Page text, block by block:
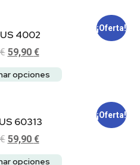
¡Oferta!
4002
€ 59,90 €
opciones
¡Oferta!
60313
€ 59,90 €
opciones